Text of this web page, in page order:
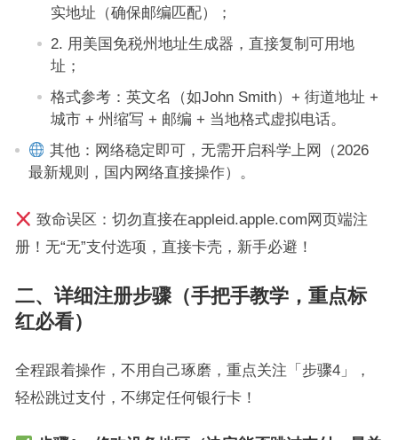
实地址（确保邮编匹配）；
2. 用美国免税州地址生成器，直接复制可用地
址；
格式参考：英文名（如John Smith）+ 街道地址 +
城市 + 州缩写 + 邮编 + 当地格式虚拟电话。
其他：网络稳定即可，无需开启科学上网（2026
最新规则，国内网络直接操作）。
致命误区：切勿直接在appleid.apple.com网页端注
册！无“无”支付选项，直接卡壳，新手必避！
二、详细注册步骤（手把手教学，重点标
红必看）
全程跟着操作，不用自己琢磨，重点关注「步骤4」，
轻松跳过支付，不绑定任何银行卡！